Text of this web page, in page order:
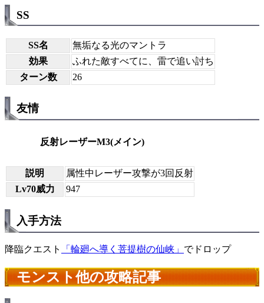
SS
SS名
無垢なる光のマントラ
効果
ふれた敵すべてに、雷で追い討ち
ターン数
26
友情
反射レーザーM3(メイン)
説明
属性中レーザー攻撃が3回反射
Lv70威力
947
入手方法
降臨クエスト 「輪廻へ導く菩提樹の仙峡」 でドロップ
モンスト他の攻略記事